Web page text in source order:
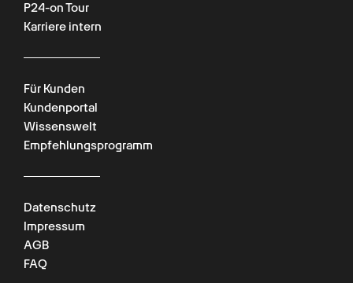
P24-on Tour
Karriere intern
Für Kunden
Kundenportal
Wissenswelt
Empfehlungsprogramm
Datenschutz
Impressum
AGB
FAQ